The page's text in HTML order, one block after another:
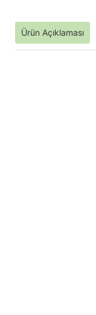
Ürün Açıklaması